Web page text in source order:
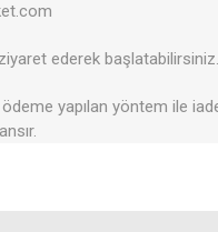
ziyaret ederek başlatabilirsiniz.
yapılan yöntem ile